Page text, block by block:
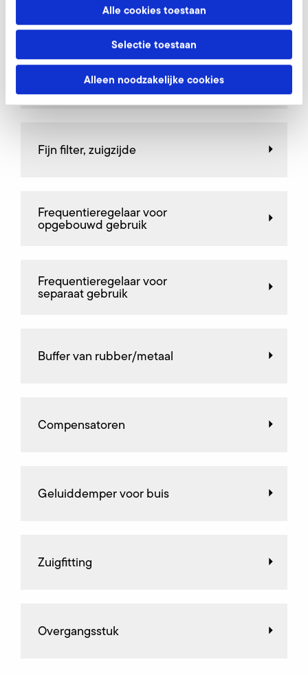
Alle cookies toestaan
Selectie toestaan
Alleen noodzakelijke cookies
Andere toebehoordelen S-MP 710/70
Fijn filter, zuigzijde
Frequentieregelaar voor
opgebouwd gebruik
Frequentieregelaar voor
separaat gebruik
Buffer van rubber/metaal
Compensatoren
Geluiddemper voor buis
Zuigfitting
Overgangsstuk